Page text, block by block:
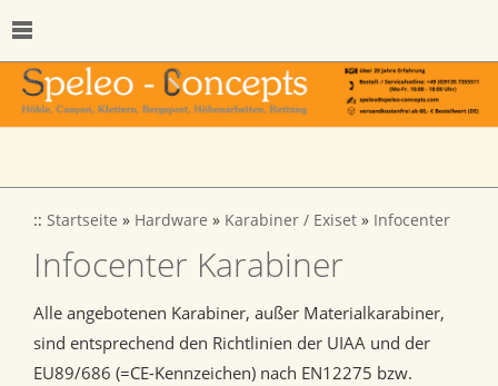
:: Startseite » Hardware » Karabiner / Exiset » Infocenter
Infocenter Karabiner
Alle angebotenen Karabiner, außer Materialkarabiner,
sind entsprechend den Richtlinien der UIAA und der
EU89/686 (=CE-Kennzeichen) nach EN12275 bzw.